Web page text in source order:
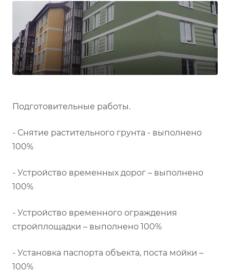
Подготовительные работы.
- Снятие растительного грунта - выполнено
100%
- Устройство временных дорог – выполнено
100%
- Устройство временного ограждения
стройплощадки – выполнено 100%
- Установка паспорта объекта, поста мойки –
100%